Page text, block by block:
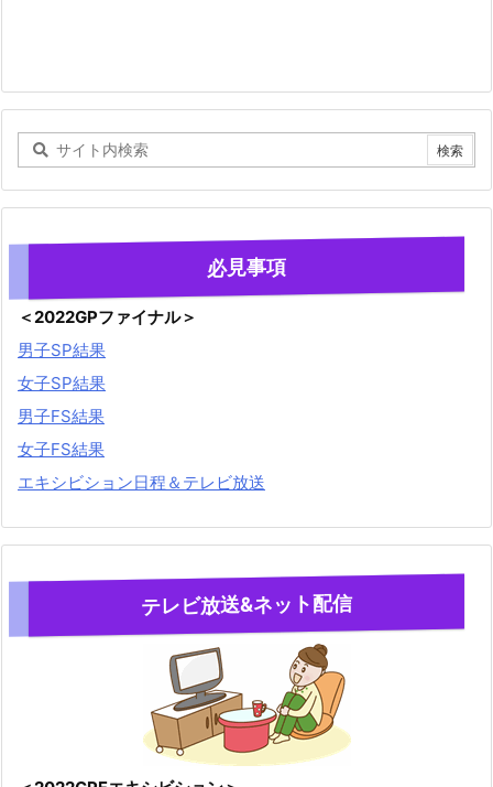
必見事項
＜2022GPファイナル＞
男子SP結果
女子SP結果
男子FS結果
女子FS結果
エキシビション日程＆テレビ放送
テレビ放送&ネット配信